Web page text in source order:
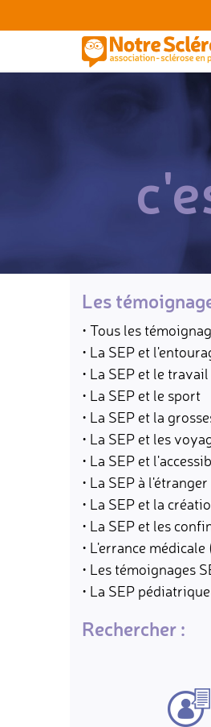
Les
• Tous les
• La SEP et
• La SEP et le travail
• La SEP et le sport
• La SEP et la
• La SEP et les
• La SEP et
• La SEP à l'étranger
• La SEP et la
• La SEP et les
• L'errance médicale
• Les témoignages
• La SEP pédiatrique
Rechercher :